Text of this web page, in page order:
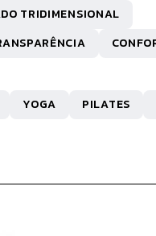
TRIDIMENSIONAL
YOGA PILATES